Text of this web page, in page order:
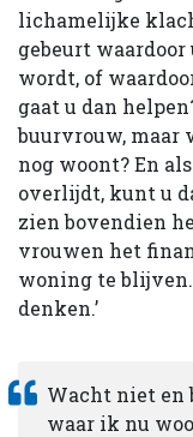
lichamelijke
gebeurt
wordt, of
gaat u dan
buurvrouw, maar
nog woont? En
overlijdt, kunt u
zien bovendien
vrouwen het
woning te
denken.’
Wacht niet en
waar ik nu